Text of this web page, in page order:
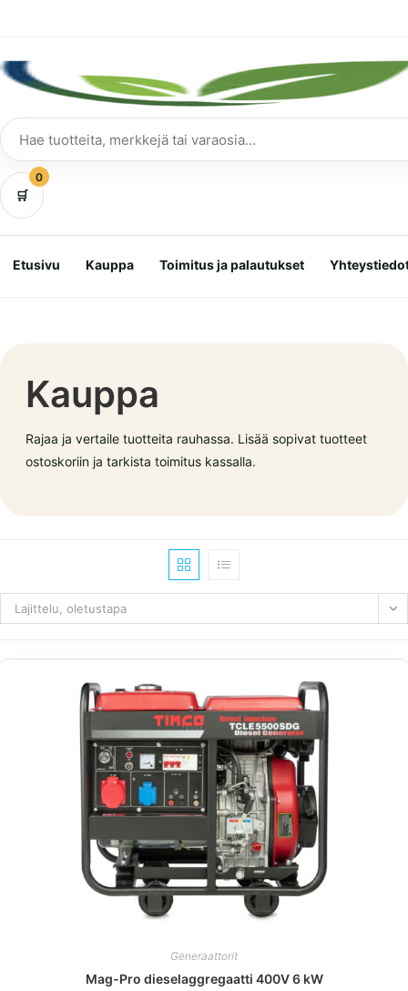
Hae
tuotteita
🛒
0
Etusivu Kauppa Toimitus ja palautukset
Kauppa
Rajaa ja vertaile tuotteita rauhassa. Lisää sopivat tuotteet
ostoskoriin ja tarkista toimitus kassalla.
Lajittelu, oletustapa
Generaattorit
Mag-Pro dieselaggregaatti 400V 6 kW